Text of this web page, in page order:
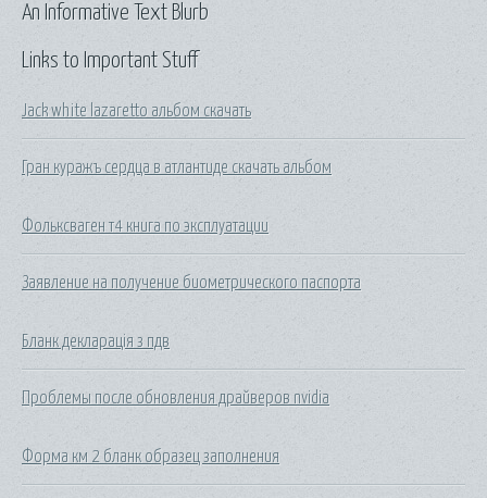
Links to Important Stuff
Jack white lazaretto альбом скачать
Гран куражъ сердца в атлантиде скачать альбом
Фольксваген т4 книга по эксплуатации
Заявление на получение биометрического паспорта
Бланк декларація з пдв
Проблемы после обновления драйверов nvidia
Форма км 2 бланк образец заполнения
An Informative Text Blurb